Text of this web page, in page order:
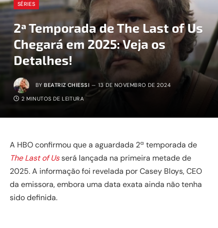
SÉRIES
2ª Temporada de The Last of Us
Chegará em 2025: Veja os
Detalhes!
BY BEATRIZ CHIESSI 13 DE NOVEMBRO DE 2024
2 MINUTOS DE LEITURA
A HBO confirmou que a aguardada 2ª temporada de
The Last of Usserá lançada na primeira metade de
2025. A informação foi revelada por Casey Bloys, CEO
da emissora, embora uma data exata ainda não tenha
sido definida.